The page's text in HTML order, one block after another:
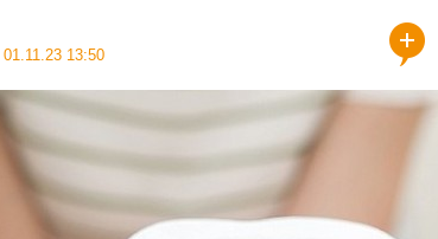
01.11.23 13:50